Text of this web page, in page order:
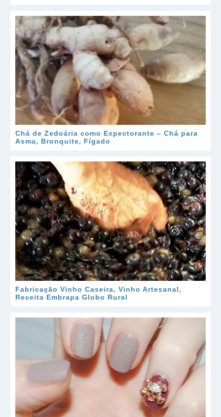
Chá de Zedoária como Expectorante – Chá para
Asma, Bronquite, Fígado
Fabricação Vinho Caseira, Vinho Artesanal,
Receita Embrapa Globo Rural